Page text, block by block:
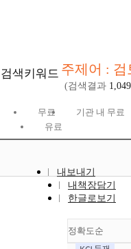
검색키워드 주제어 : 검
(검색결과 1,049
무료
기관 내 무료
유료
내보내기
내책장담기
한글로보기
정확도순